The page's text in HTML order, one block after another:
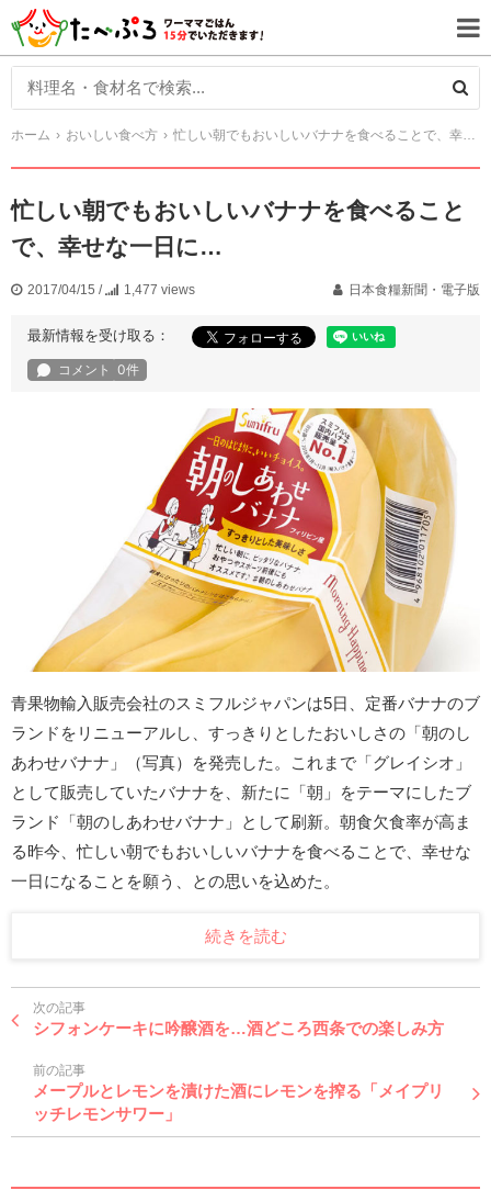
ホーム おいしい食べ方 忙しい朝でもおいしいバナナを食べることで、幸せな一日に…
忙しい朝でもおいしいバナナを食べること
で、幸せな一日に…
2017/04/15 / 1,477 views 日本食糧新聞・電子版
最新情報を受け取る：
青果物輸入販売会社のスミフルジャパンは5日、定番バナナのブ
ランドをリニューアルし、すっきりとしたおいしさの「朝のし
あわせバナナ」（写真）を発売した。これまで「グレイシオ」
として販売していたバナナを、新たに「朝」をテーマにしたブ
ランド「朝のしあわせバナナ」として刷新。朝食欠食率が高ま
る昨今、忙しい朝でもおいしいバナナを食べることで、幸せな
一日になることを願う、との思いを込めた。
続きを読む
次の記事
シフォンケーキに吟醸酒を…酒どころ西条での楽しみ方
前の記事
メープルとレモンを漬けた酒にレモンを搾る「メイプリ
ッチレモンサワー」